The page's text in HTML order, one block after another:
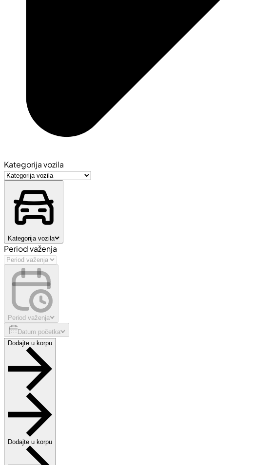
Kategorija vozila
Kategorija vozila
Period važenja
Period važenja
Datum početka
Dodajte u korpu
Dodajte u korpu